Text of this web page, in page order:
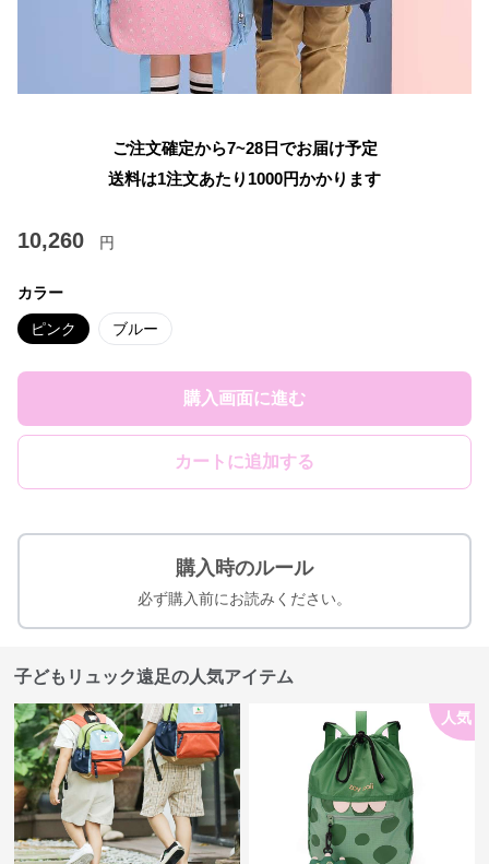
ご注文確定から7~28日でお届け予定
送料は1注文あたり 1000円かかります
10,260 円
カラー
ピンク ブルー
購入画面に進む
カートに追加する
購入時のルール
必ず購入前にお読みください。
子どもリュック遠足の人気アイテム
人気